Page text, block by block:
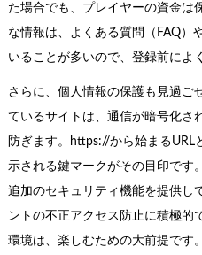
た場合でも、プレイヤーの資金は
な情報は、よくある質問（FAQ）
いることが多いので、登録前によ
さらに、個人情報の保護も見過ご
ているサイトは、通信が暗号化さ
防ぎます。https://から始まるURL
示される鍵マークがその目印です
追加のセキュリティ機能を提供し
ントの不正アクセス防止に積極的
環境は、楽しむための大前提です。